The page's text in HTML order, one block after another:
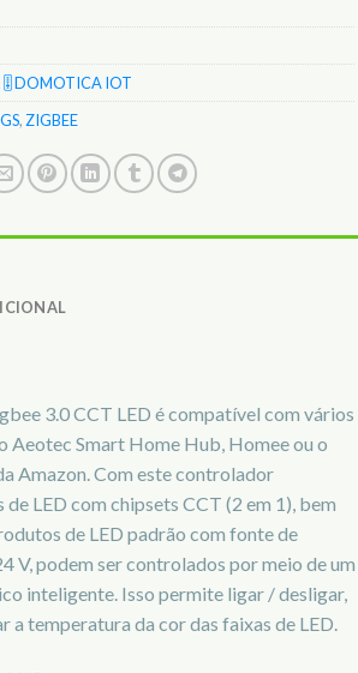
🎚️ DOMOTICA IOT
, ZIGBEE
3.0 CCT LED é compatível com vários
Aeotec Smart Home Hub, Homee ou o
Amazon. Com este controlador
LED com chipsets CCT (2 em 1), bem
de LED padrão com fonte de
V, podem ser controlados por meio de um
inteligente. Isso permite ligar / desligar,
a temperatura da cor das faixas de LED.